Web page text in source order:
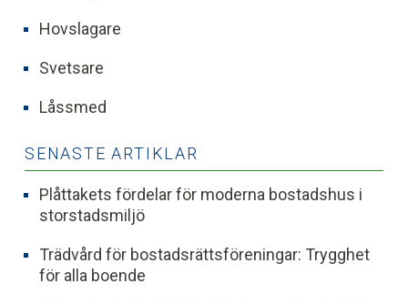
Hovslagare
Svetsare
Låssmed
SENASTE ARTIKLAR
Plåttakets fördelar för moderna bostadshus i
storstadsmiljö
Trädvård för bostadsrättsföreningar: Trygghet
för alla boende